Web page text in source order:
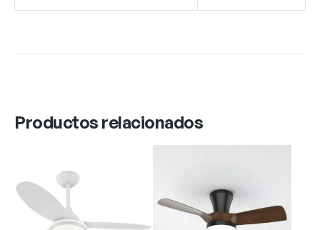
Productos relacionados